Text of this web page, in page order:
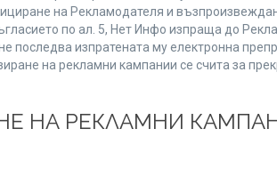
на Рекламодателя и
по ал. 5, Нет Инфо изпраща до
последва изпратената му електронна
на рекламни кампании се счита за
НА РЕКЛАМНИ